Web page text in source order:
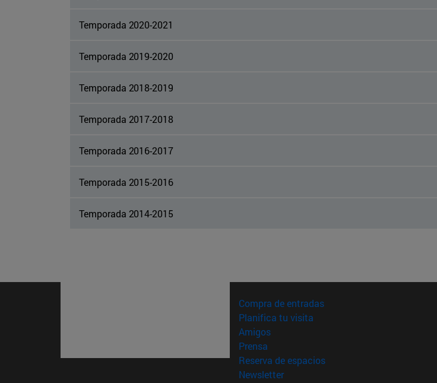
Temporada 2020-2021
Temporada 2019-2020
Temporada 2018-2019
Temporada 2017-2018
Temporada 2016-2017
Temporada 2015-2016
Temporada 2014-2015
Compra de entradas(abre en nueva ventana)
Planifica tu visita
Amigos(abre en nueva ventana)
Prensa
Reserva de espacios(abre en nueva ventana)
Newsletter(abre en nueva ventana)